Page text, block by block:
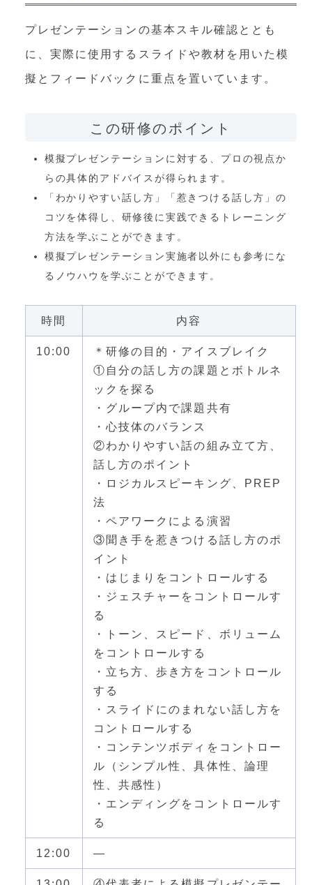
プレゼンテーションの基本スキル確認ととも
に、実際に使用するスライドや教材を用いた模
擬とフィードバックに重点を置いています。
この研修のポイント
模擬プレゼンテーションに対する、プロの視点か
らの具体的アドバイスが得られます。
「わかりやすい話し方」「惹きつける話し方」の
コツを体得し、研修後に実践できるトレーニング
方法を学ぶことができます。
模擬プレゼンテーション実施者以外にも参考にな
るノウハウを学ぶことができます。
時間 内容
10:00
＊研修の目的・アイスブレイク
①自分の話し方の課題とボトルネ
ックを探る
・グループ内で課題共有
・心技体のバランス
②わかりやすい話の組み立て方、
話し方のポイント
・ロジカルスピーキング、PREP
法
・ペアワークによる演習
③聞き手を惹きつける話し方のポ
イント
・はじまりをコントロールする
・ジェスチャーをコントロールす
る
・トーン、スピード、ボリューム
をコントロールする
・立ち方、歩き方をコントロール
する
・スライドにのまれない話し方を
コントロールする
・コンテンツボディをコントロー
ル（シンプル性、具体性、論理
性、共感性）
・エンディングをコントロールす
る
12:00 —